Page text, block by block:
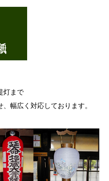
灯まで
幅広く対応しております。